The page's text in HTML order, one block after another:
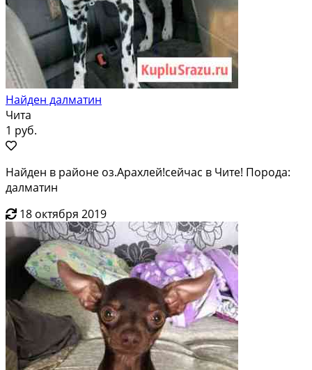
Найден далматин
Чита
1 руб.
Найден в районе оз.Арахлей!сейчас в Чите! Порода:
далматин
18 октября 2019